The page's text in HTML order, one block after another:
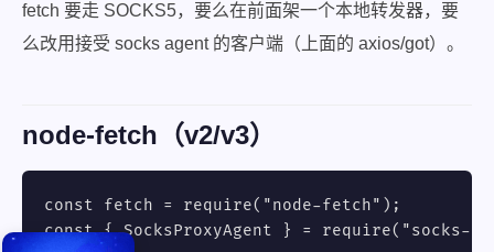
fetch 要走 SOCKS5，要么在前面架一个本地转发器，要
么改用接受 socks agent 的客户端（上面的 axios/got）。
node-fetch（v2/v3）
const fetch = require("node-fetch");
const { SocksProxyAgent } = require("socks-